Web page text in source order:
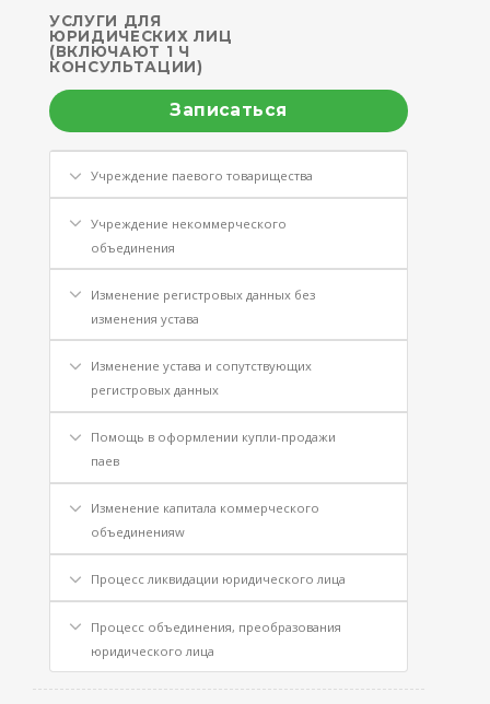
УСЛУГИ ДЛЯ
ЮРИДИЧЕСКИХ ЛИЦ
(ВКЛЮЧАЮТ 1 Ч
КОНСУЛЬТАЦИИ)
Записаться
Учреждение паевого товарищества
Учреждение некоммерческого
объединения
Изменение регистровых данных без
изменения устава
Изменение устава и сопутствующих
регистровых данных
Помощь в оформлении купли-продажи
паев
Изменение капитала коммерческого
объединенияw
Процесс ликвидации юридического лица
Процесс объединения, преобразования
юридического лица